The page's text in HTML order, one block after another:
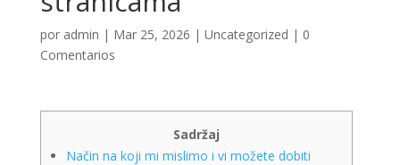
por admin | Mar 25, 2026 | Uncategorized | 0
Comentarios
Sadržaj
Način na koji mi mislimo i vi možete dobiti